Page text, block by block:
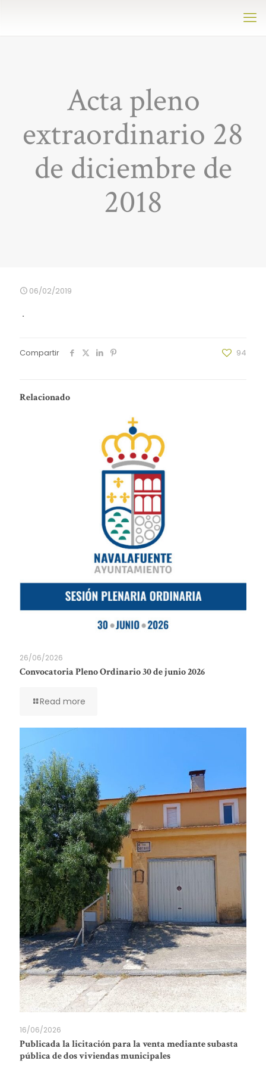
Acta pleno
extraordinario 28
de diciembre de
2018
06/02/2019
.
Compartir 94
Relacionado
26/06/2026
Convocatoria Pleno Ordinario 30 de junio 2026
Read more
16/06/2026
Publicada la licitación para la venta mediante subasta
pública de dos viviendas municipales